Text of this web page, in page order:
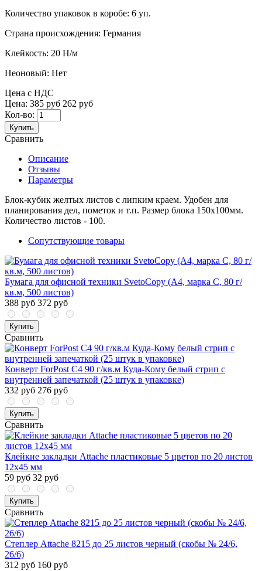
Количество упаковок в коробе: 6 уп.
Страна происхождения: Германия
Клейкость: 20 Н/м
Неоновый: Нет
Цена с НДС
Цена: 385 руб 262 руб
Кол-во:
Купить
Сравнить
Описание
Отзывы
Параметры
Блок-кубик желтых листов с липким краем. Удобен для
планирования дел, пометок и т.п. Размер блока 150х100мм.
Количество листов - 100.
Сопутствующие товары
Бумага для офисной техники SvetoCopy (A4, марка C, 80 г/
кв.м, 500 листов)
388 руб 372 руб
Купить
Сравнить
Конверт ForPost C4 90 г/кв.м Куда-Кому белый стрип с
внутренней запечаткой (25 штук в упаковке)
332 руб 276 руб
Купить
Сравнить
Клейкие закладки Attache пластиковые 5 цветов по 20 листов
12х45 мм
59 руб 32 руб
Купить
Сравнить
Степлер Attache 8215 до 25 листов черный (скобы № 24/6,
26/6)
312 руб 160 руб